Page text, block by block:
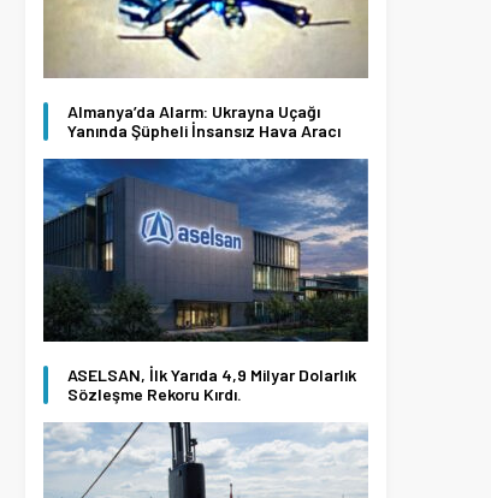
Almanya’da Alarm: Ukrayna Uçağı
Yanında Şüpheli İnsansız Hava Aracı
ASELSAN, İlk Yarıda 4,9 Milyar Dolarlık
Sözleşme Rekoru Kırdı.